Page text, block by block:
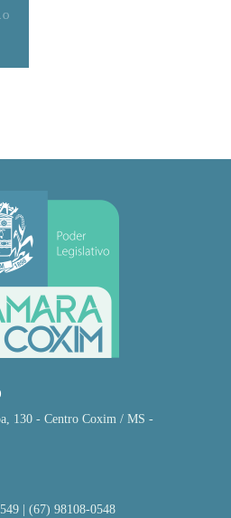
O
130 - Centro Coxim / MS -
| (67) 98108-0548